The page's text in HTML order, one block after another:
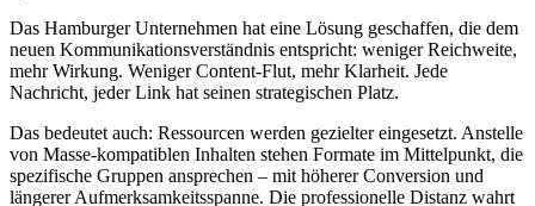
Das Hamburger Unternehmen hat eine Lösung geschaffen, die dem
neuen Kommunikationsverständnis entspricht: weniger Reichweite,
mehr Wirkung. Weniger Content-Flut, mehr Klarheit. Jede
Nachricht, jeder Link hat seinen strategischen Platz.
Das bedeutet auch: Ressourcen werden gezielter eingesetzt. Anstelle
von Masse-kompatiblen Inhalten stehen Formate im Mittelpunkt, die
spezifische Gruppen ansprechen – mit höherer Conversion und
längerer Aufmerksamkeitsspanne. Die professionelle Distanz wahrt